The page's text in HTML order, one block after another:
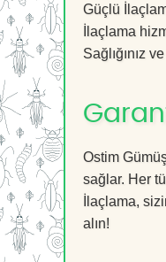
Güçlü
İlaçlama
Sağlığınız
Ostim
sağlar. Her
İlaçlama,
alın!